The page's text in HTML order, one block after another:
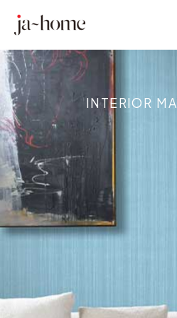
ス
キ
ッ
プ
INTERIOR